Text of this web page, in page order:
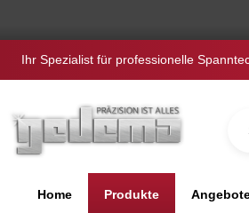
Ihr Spezialist für professionelle
Home Produkte